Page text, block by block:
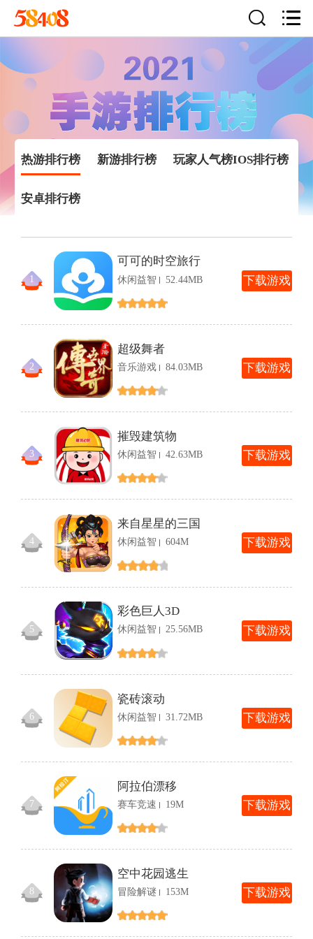
热游排行榜 新游排行榜 玩家人气榜IOS排行榜
安卓排行榜
1
可可的时空旅行
休闲益智 52.44MB 下载游戏
2
超级舞者
音乐游戏 84.03MB 下载游戏
3
摧毁建筑物
休闲益智 42.63MB 下载游戏
4
来自星星的三国
休闲益智 604M 下载游戏
5
彩色巨人3D
休闲益智 25.56MB 下载游戏
6
瓷砖滚动
休闲益智 31.72MB 下载游戏
7
阿拉伯漂移
赛车竞速 19M 下载游戏
8
空中花园逃生
冒险解谜 153M 下载游戏